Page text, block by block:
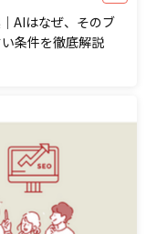
AIはなぜ、そのブ
条件を徹底解説